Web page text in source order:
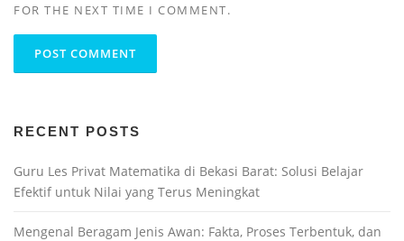
FOR THE NEXT TIME I COMMENT.
RECENT POSTS
Guru Les Privat Matematika di Bekasi Barat: Solusi Belajar
Efektif untuk Nilai yang Terus Meningkat
Mengenal Beragam Jenis Awan: Fakta, Proses Terbentuk, dan